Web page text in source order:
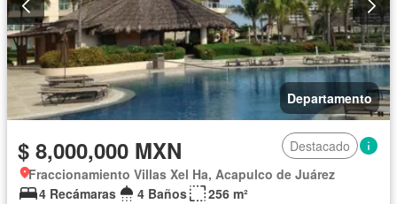
Departamento
$ 8,000,000 MXN
Destacado
Fraccionamiento Villas Xel Ha, Acapulco de Juárez
4 Recámaras
4 Baños
256 m²